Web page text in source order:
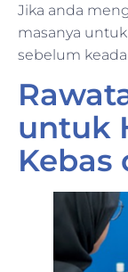
Jika anda
masanya
sebelum
untuk
Kebas